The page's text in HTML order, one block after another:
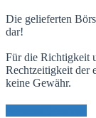
Die gelieferten
dar!
Für die Richtigkeit
Rechtzeitigkeit der
keine Gewähr.